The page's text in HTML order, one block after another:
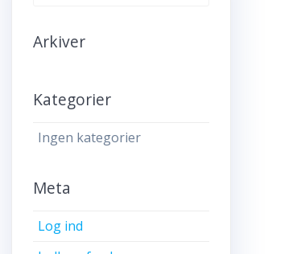
Arkiver
Kategorier
Ingen kategorier
Meta
Log ind